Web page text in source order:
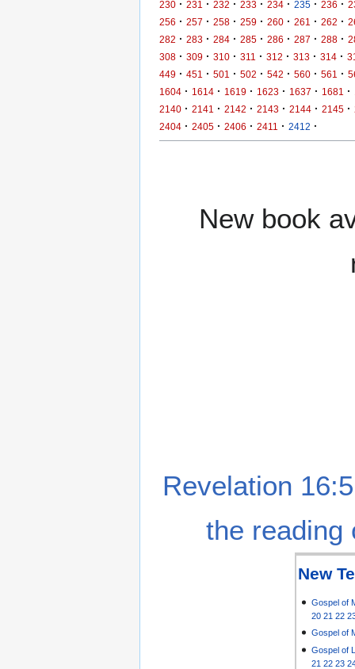
230 · 231 · 232 · 233 · 234 · 235 · 236 ·
256 · 257 · 258 · 259 · 260 · 261 · 262 ·
282 · 283 · 284 · 285 · 286 · 287 · 288 ·
308 · 309 · 310 · 311 · 312 · 313 · 314 ·
449 · 451 · 501 · 502 · 542 · 560 · 561 ·
1604 · 1614 · 1619 · 1623 · 1637 · 1681 ·
2140 · 2141 · 2142 · 2143 · 2144 · 2145 ·
2404 · 2405 · 2406 · 2411 · 2412 ·
New book
Revelation
the reading
New
Gospel of
20 21 22
Gospel of
Gospel of
21 22 23